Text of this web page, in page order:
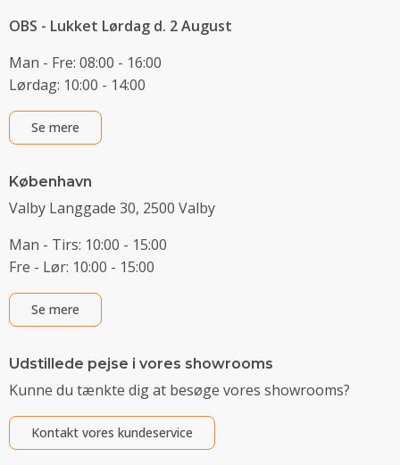
OBS - Lukket Lørdag d. 2 August
Man - Fre: 08:00 - 16:00
Lørdag: 10:00 - 14:00
Se mere
København
Valby Langgade 30, 2500 Valby
Man - Tirs: 10:00 - 15:00
Fre - Lør: 10:00 - 15:00
Se mere
Udstillede pejse i vores showrooms
Kunne du tænkte dig at besøge vores showrooms?
Kontakt vores kundeservice